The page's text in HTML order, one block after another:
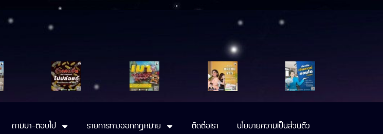
ถามมา-ตอบไป รายการทางออกกฎหมาย ติดต่อเรา นโยบายความเป็นส่วนตัว